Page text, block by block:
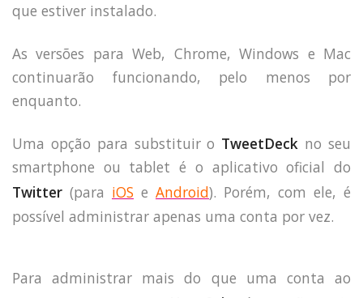
que estiver instalado.
As versões para Web, Chrome, Windows e Mac
continuarão funcionando, pelo menos por
enquanto.
Uma opção para substituir o TweetDeck no seu
smartphone ou tablet é o aplicativo oficial do
Twitter (para iOS e Android). Porém, com ele, é
possível administrar apenas uma conta por vez.
Para administrar mais do que uma conta ao